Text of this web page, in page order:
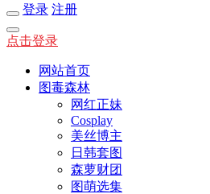
登录 注册
点击登录
网站首页
图毒森林
网红正妹
Cosplay
美丝博主
日韩套图
森萝财团
图萌选集